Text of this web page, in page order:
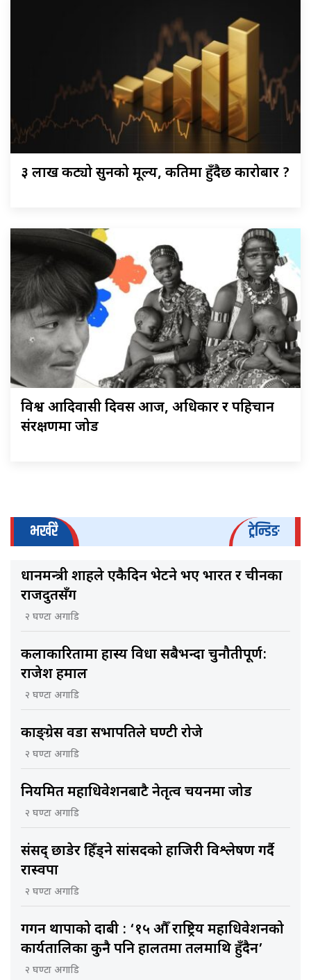
३ लाख कट्यो सुनको मूल्य, कतिमा हुँदैछ कारोबार ?
विश्व आदिवासी दिवस आज, अधिकार र पहिचान
संरक्षणमा जोड
भर्खरै ट्रेन्डिङ
प्रधानमन्त्री शाहले एकैदिन भेटने भए भारत र चीनका
राजदुतसँग
२ घण्टा अगाडि
कलाकारितामा हास्य विधा सबैभन्दा चुनौतीपूर्ण:
राजेश हमाल
२ घण्टा अगाडि
काङ्ग्रेस वडा सभापतिले घण्टी रोजे
२ घण्टा अगाडि
नियमित महाधिवेशनबाटै नेतृत्व चयनमा जोड
२ घण्टा अगाडि
संसद् छाडेर हिँड्ने सांसदको हाजिरी विश्लेषण गर्दै
रास्वपा
२ घण्टा अगाडि
गगन थापाको दाबी : ‘१५ औँ राष्ट्रिय महाधिवेशनको
कार्यतालिका कुनै पनि हालतमा तलमाथि हुँदैन’
२ घण्टा अगाडि